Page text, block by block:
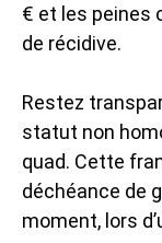
€ et les peines
de récidive.
Restez
statut non
quad. Cette
déchéance de
moment, lors